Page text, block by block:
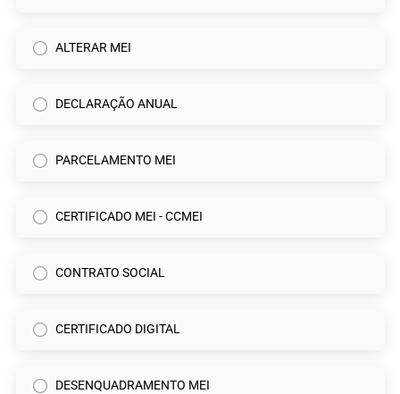
ALTERAR MEI
DECLARAÇÃO ANUAL
PARCELAMENTO MEI
CERTIFICADO MEI - CCMEI
CONTRATO SOCIAL
CERTIFICADO DIGITAL
DESENQUADRAMENTO MEI